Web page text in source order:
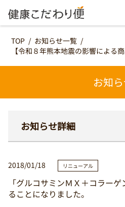
TOP / お知らせ一覧 /
【令和８年熊本地震の影響による
お知
お知らせ詳細
2018/01/18 リニューアル
「グルコサミンＭＸ＋コラー
ることになりました。